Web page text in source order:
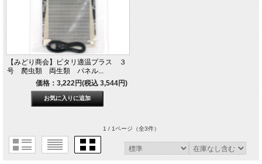
【みどり商会】ピタリ適温プラス ３
号 爬虫類 両生類 パネル...
価格：3,222円(税込 3,544円)
1 / 1ページ（全3件）